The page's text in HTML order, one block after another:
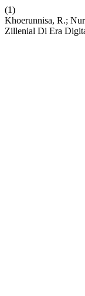
(1)
Khoerunnisa, R.;
Zillenial Di Era